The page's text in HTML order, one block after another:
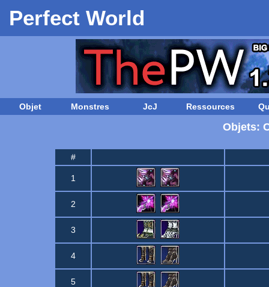
Perfect World
Objet Monstres JcJ Ressources
Objets:
#
1
2
3
4
5